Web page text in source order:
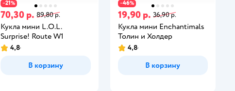
−21%
70,30 р. 89,80 р.
Кукла мини L.O.L.
Surprise! Route W1
4,8
В корзину
−46%
19,90 р. 36,90 р.
Кукла мини Enchantimals
Толин и Холдер
4,8
В корзину